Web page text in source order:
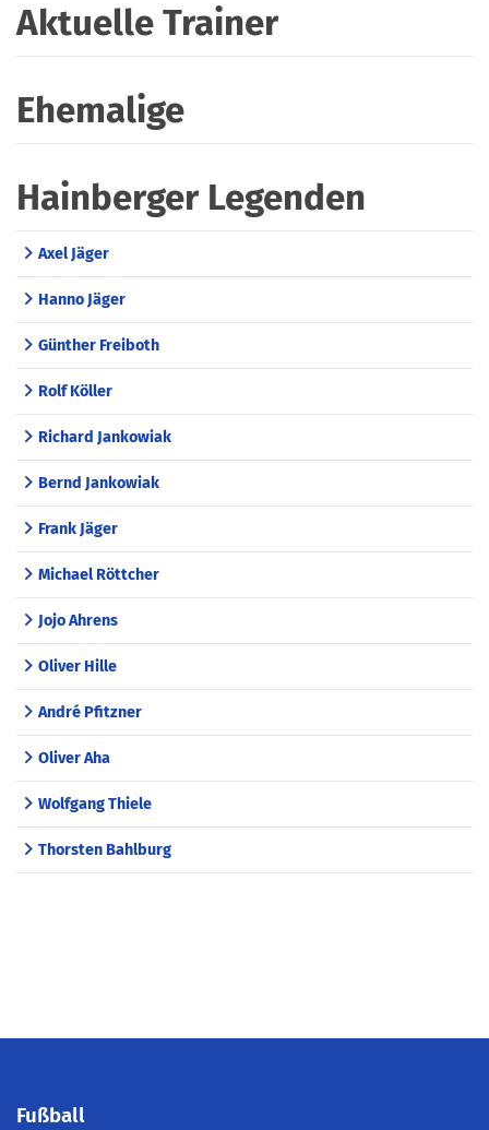
Aktuelle Trainer
Ehemalige
Hainberger Legenden
Axel Jäger
Hanno Jäger
Günther Freiboth
Rolf Köller
Richard Jankowiak
Bernd Jankowiak
Frank Jäger
Michael Röttcher
Jojo Ahrens
Oliver Hille
André Pfitzner
Oliver Aha
Wolfgang Thiele
Thorsten Bahlburg
Fußball